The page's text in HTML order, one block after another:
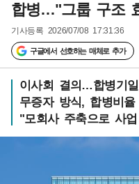
합병…"그룹 구조
기사등록 2026/07/08 17:31:36
구글에서 선호하는 매체로 추가
이사회 결의…합병기
무증자 방식, 합병비율
"모회사 주축으로 사